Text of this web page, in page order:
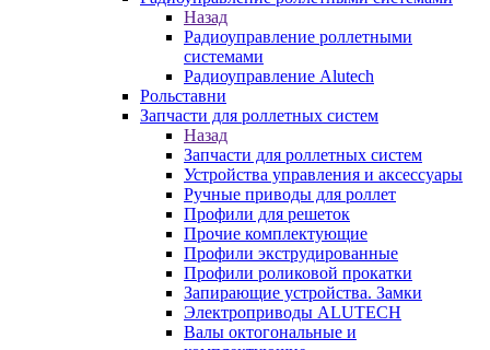
Назад
Радиоуправление роллетными
системами
Радиоуправление Alutech
Рольставни
Запчасти для роллетных систем
Назад
Запчасти для роллетных систем
Устройства управления и аксессуары
Ручные приводы для роллет
Профили для решеток
Прочие комплектующие
Профили экструдированные
Профили роликовой прокатки
Запирающие устройства. Замки
Электроприводы ALUTECH
Валы октогональные и